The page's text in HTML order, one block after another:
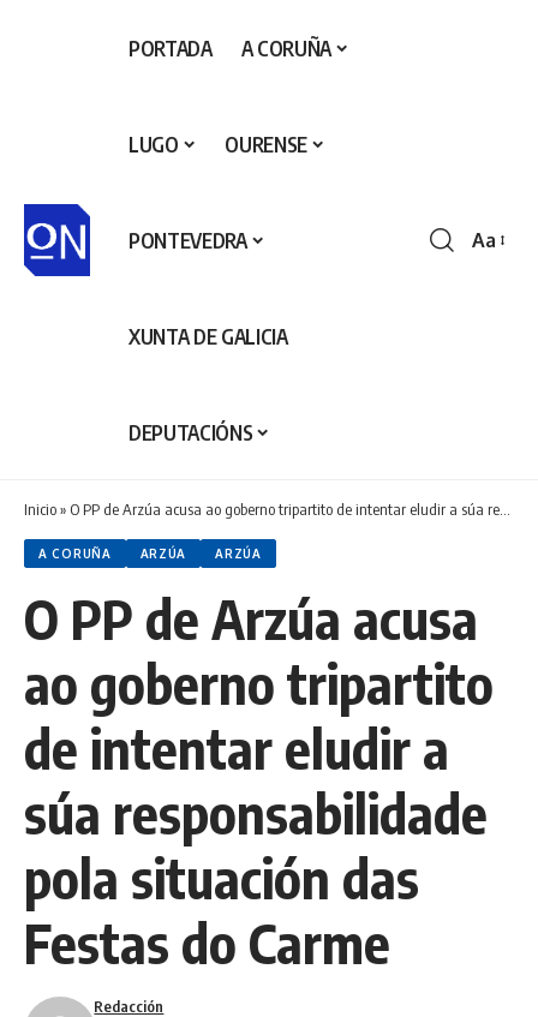
PORTADA A CORUÑA
LUGO OURENSE
PONTEVEDRA
XUNTA DE GALICIA
DEPUTACIÓNS
Aa
Inicio» O PP de Arzúa acusa ao goberno tripartito de intentar eludir a súa responsabilidade pola situación das Festas do Carme
A CORUÑA ARZÚA ARZÚA
O PP de Arzúa acusa
ao goberno tripartito
de intentar eludir a
súa responsabilidade
pola situación das
Festas do Carme
Redacción